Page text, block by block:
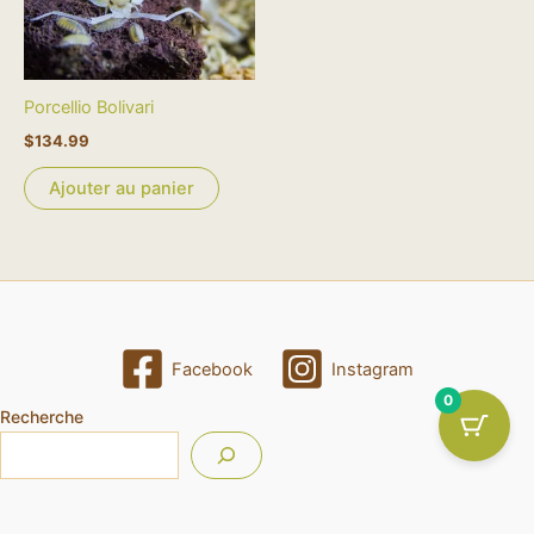
Porcellio Bolivari
$134.99
Ajouter au panier
Facebook Instagram
Recherche
0